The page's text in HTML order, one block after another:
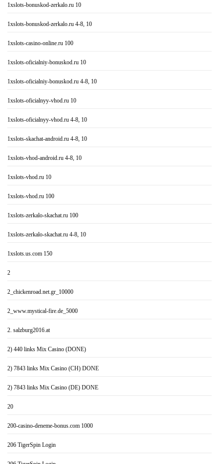
1xslots-bonuskod-zerkalo.ru 10
1xslots-bonuskod-zerkalo.ru 4-8, 10
1xslots-casino-online.ru 100
1xslots-oficialniy-bonuskod.ru 10
1xslots-oficialniy-bonuskod.ru 4-8, 10
1xslots-oficialnyy-vhod.ru 10
1xslots-oficialnyy-vhod.ru 4-8, 10
1xslots-skachat-android.ru 4-8, 10
1xslots-vhod-android.ru 4-8, 10
1xslots-vhod.ru 10
1xslots-vhod.ru 100
1xslots-zerkalo-skachat.ru 100
1xslots-zerkalo-skachat.ru 4-8, 10
1xslots.us.com 150
2
2_chickenroad.net.gr_10000
2_www.mystical-fire.de_5000
2. salzburg2016.at
2) 440 links Mix Casino (DONE)
2) 7843 links Mix Casino (CH) DONE
2) 7843 links Mix Casino (DE) DONE
20
200-casino-deneme-bonus.com 1000
206 TigerSpin Login